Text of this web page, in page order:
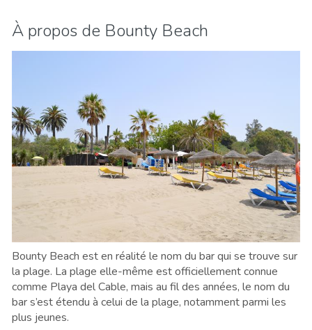
À propos de Bounty Beach
Bounty Beach est en réalité le nom du bar qui se trouve sur
la plage. La plage elle-même est officiellement connue
comme Playa del Cable, mais au fil des années, le nom du
bar s’est étendu à celui de la plage, notamment parmi les
plus jeunes.